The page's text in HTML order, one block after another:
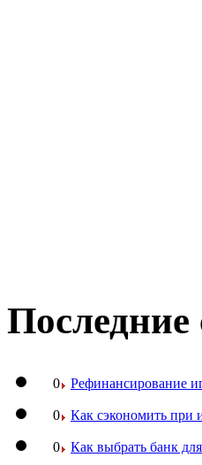
Последние
0 Рефинансирование
0 Как сэкономить при
0 Как выбрать банк